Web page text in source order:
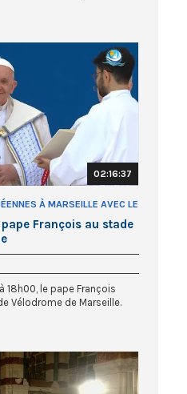
02:16:37
À MARSEILLE AVEC LE
François au stade
18h00, le pape François
Vélodrome de Marseille.